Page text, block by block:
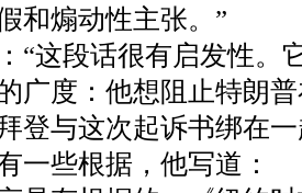
和煽动性主张。 ”
“这段话很有启发性。
广度：他想阻止特朗
登与这次起诉书绑在
一些根据，他写道：